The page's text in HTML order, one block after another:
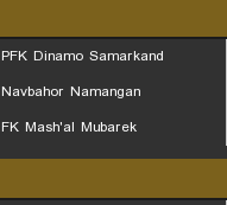
PFK Dinamo Samarkand
Navbahor Namangan
FK Mash'al Mubarek